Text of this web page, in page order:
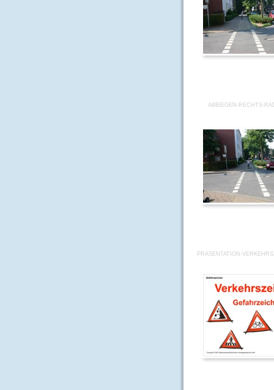
ABBIEGEN-RECHTS-
PRÄSENTATION-